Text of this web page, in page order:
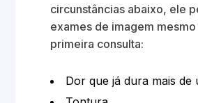
circunstâncias abaixo, ele
exames de imagem mesmo
primeira consulta:
Dor que já dura mais de